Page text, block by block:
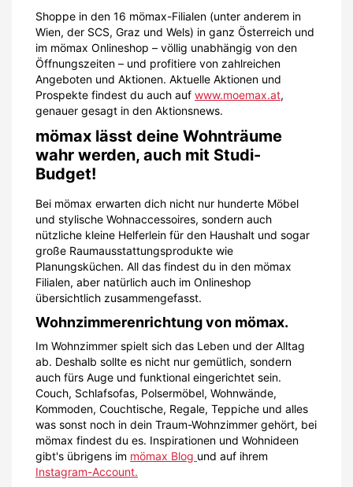
Shoppe in den 16 mömax-Filialen (unter anderem in
Wien, der SCS, Graz und Wels) in ganz Österreich und
im mömax Onlineshop – völlig unabhängig von den
Öffnungszeiten – und profitiere von zahlreichen
Angeboten und Aktionen. Aktuelle Aktionen und
Prospekte findest du auch auf www.moemax.at,
genauer gesagt in den Aktionsnews.
mömax lässt deine Wohnträume
wahr werden, auch mit Studi-
Budget!
Bei mömax erwarten dich nicht nur hunderte Möbel
und stylische Wohnaccessoires, sondern auch
nützliche kleine Helferlein für den Haushalt und sogar
große Raumausstattungsprodukte wie
Planungsküchen. All das findest du in den mömax
Filialen, aber natürlich auch im Onlineshop
übersichtlich zusammengefasst.
Wohnzimmerenrichtung von mömax.
Im Wohnzimmer spielt sich das Leben und der Alltag
ab. Deshalb sollte es nicht nur gemütlich, sondern
auch fürs Auge und funktional eingerichtet sein.
Couch, Schlafsofas, Polsermöbel, Wohnwände,
Kommoden, Couchtische, Regale, Teppiche und alles
was sonst noch in dein Traum-Wohnzimmer gehört, bei
mömax findest du es. Inspirationen und Wohnideen
gibt's übrigens im mömax Blog und auf ihrem
Instagram-Account.